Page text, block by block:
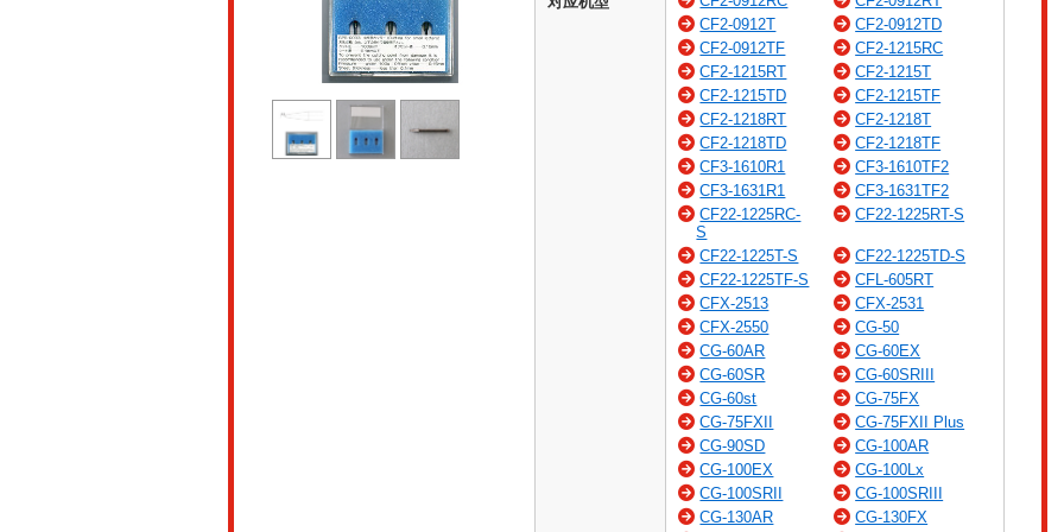
CF2-0912T
CF2-0912TD
CF2-0912TF
CF2-1215RC
CF2-1215RT
CF2-1215T
CF2-1215TD
CF2-1215TF
CF2-1218RT
CF2-1218T
CF2-1218TD
CF2-1218TF
CF3-1610R1
CF3-1610TF2
CF3-1631R1
CF3-1631TF2
CF22-1225RC-
S
CF22-1225RT-S
CF22-1225T-S
CF22-1225TD-S
CF22-1225TF-S
CFL-605RT
CFX-2513
CFX-2531
CFX-2550
CG-50
CG-60AR
CG-60EX
CG-60SR
CG-60SRIII
CG-60st
CG-75FX
CG-75FXII
CG-75FXII Plus
CG-90SD
CG-100AR
CG-100EX
CG-100Lx
CG-100SRII
CG-100SRIII
CG-130AR
CG-130FX